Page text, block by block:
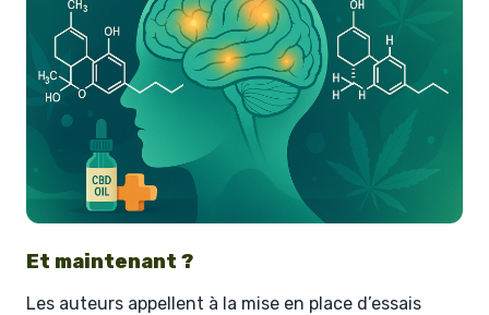
Et maintenant ?
Les auteurs appellent à la mise en place d’essais